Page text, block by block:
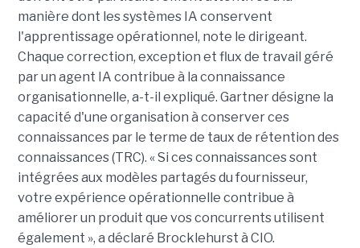
manière dont les systèmes IA conservent
l'apprentissage opérationnel, note le dirigeant.
Chaque correction, exception et flux de travail géré
par un agent IA contribue à la connaissance
organisationnelle, a-t-il expliqué. Gartner désigne la
capacité d'une organisation à conserver ces
connaissances par le terme de taux de rétention des
connaissances (TRC). « Si ces connaissances sont
intégrées aux modèles partagés du fournisseur,
votre expérience opérationnelle contribue à
améliorer un produit que vos concurrents utilisent
également », a déclaré Brocklehurst à CIO.